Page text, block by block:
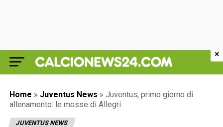
Home » Juventus News » Juventus, primo giorno di
allenamento: le mosse di Allegri
JUVENTUS NEWS
×